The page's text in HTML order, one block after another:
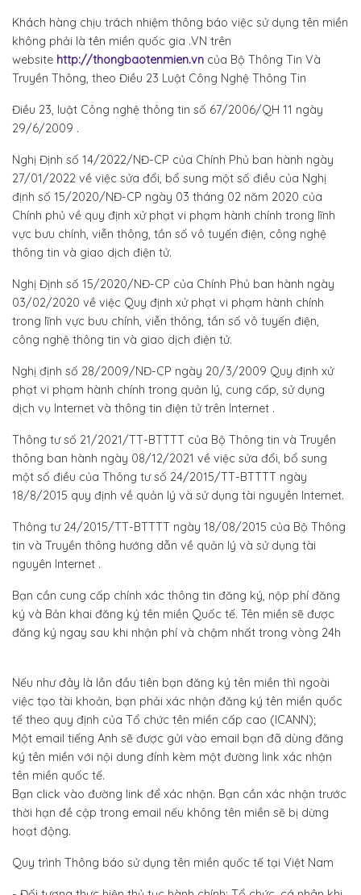
Khách hàng chịu trách nhiệm thông báo việc sử dụng tên miền
không phải là tên miền quốc gia .VN trên
website http://thongbaotenmien.vn của Bộ Thông Tin Và
Truyền Thông, theo Điều 23 Luật Công Nghệ Thông Tin
Điều 23, luật Công nghệ thông tin số 67/2006/QH 11 ngày
29/6/2009 .
Nghị Định số 14/2022/NĐ-CP của Chính Phủ ban hành ngày
27/01/2022 về việc sửa đổi, bổ sung một số điều của Nghị
định số 15/2020/NĐ-CP ngày 03 tháng 02 năm 2020 của
Chính phủ về quy định xử phạt vi phạm hành chính trong lĩnh
vực bưu chính, viễn thông, tần số vô tuyến điện, công nghệ
thông tin và giao dịch điện tử.
Nghị Định số 15/2020/NĐ-CP của Chính Phủ ban hành ngày
03/02/2020 về việc Quy định xử phạt vi phạm hành chính
trong lĩnh vực bưu chính, viễn thông, tần số vô tuyến điện,
công nghệ thông tin và giao dịch điện tử.
Nghị định số 28/2009/NĐ-CP ngày 20/3/2009 Quy định xử
phạt vi phạm hành chính trong quản lý, cung cấp, sử dụng
dịch vụ Internet và thông tin điện tử trên Internet .
Thông tư số 21/2021/TT-BTTTT của Bộ Thông tin và Truyền
thông ban hành ngày 08/12/2021 về việc sửa đổi, bổ sung
một số điều của Thông tư số 24/2015/TT-BTTTT ngày
18/8/2015 quy định về quản lý và sử dụng tài nguyên Internet.
Thông tư 24/2015/TT-BTTTT ngày 18/08/2015 của Bộ Thông
tin và Truyền thông hướng dẫn về quản lý và sử dụng tài
nguyên Internet .
Bạn cần cung cấp chính xác thông tin đăng ký, nộp phí đăng
ký và Bản khai đăng ký tên miền Quốc tế. Tên miền sẽ được
đăng ký ngay sau khi nhận phí và chậm nhất trong vòng 24h
Nếu như đây là lần đầu tiên bạn đăng ký tên miền thì ngoài
việc tạo tài khoản, bạn phải xác nhận đăng ký tên miền quốc
tế theo quy định của Tổ chức tên miền cấp cao (ICANN);
Một email tiếng Anh sẽ được gửi vào email bạn đã dùng đăng
ký tên miền với nội dung đính kèm một đường link xác nhận
tên miền quốc tế.
Bạn click vào đường link để xác nhận. Bạn cần xác nhận trước
thời hạn đề cập trong email nếu không tên miền sẽ bị dừng
hoạt động.
Quy trình Thông báo sử dụng tên miền quốc tế tại Việt Nam